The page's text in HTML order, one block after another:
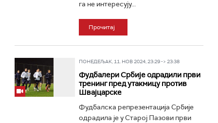
га не интересују...
Прочитај
ПОНЕДЕЉАК, 11. НОВ 2024, 23:29 -> 23:38
Фудбалери Србије одрадили први
тренинг пред утакмицу против
Швајцарске
Фудбалска репрезентација Србије
одрадила је у Старој Пазови први